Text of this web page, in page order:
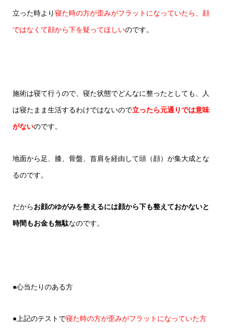
立った時より寝た時の方が歪みがフラットになっていたら、顔
ではなくて顔から下を疑ってほしいのです。
施術は寝て行うので、寝た状態でどんなに整ったとしても、人
は寝たまま生活するわけではないので立ったら元通りでは意味
がないのです。
地面から足、膝、骨盤、首肩を経由して頭（顔）が集大成とな
るのです。
だからお顔のゆがみを整えるには顔から下も整えておかないと
時間もお金も無駄なのです。
●心当たりのある方
●上記のテストで寝た時の方が歪みがフラットになっていた方